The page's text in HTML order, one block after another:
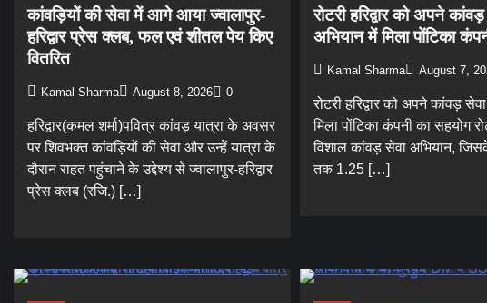
कांवड़ियों की सेवा में आगे आया ज्वालापुर-
हरिद्वार प्रेस क्लब, फल एवं शीतल पेय किए
वितरित
Kamal Sharma August 8, 2026 0
हरिद्वार(कमल शर्मा)पवित्र कांवड़ यात्रा के अवसर
पर शिवभक्त कांवड़ियों की सेवा और उन्हें यात्रा के
दौरान राहत पहुंचाने के उद्देश्य से ज्वालापुर-हरिद्वार
प्रेस क्लब (रजि.) […]
रोटरी हरिद्वार को अपने
अभियान में मिला पोंटिका
Kamal Sharma August 7,
रोटरी हरिद्वार को अपने कांवड़
मिला पोंटिका कंपनी का सहयोग
विशाल कांवड़ सेवा अभियान,
तक 1.25 […]